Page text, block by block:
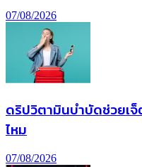
07/08/2026
ดริปวิตามินบำบัดช่วยเจ็
ไหม
07/08/2026